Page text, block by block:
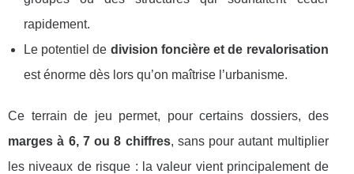
rapidement.
Le potentiel de division foncière et de revalorisation
est énorme dès lors qu’on maîtrise l’urbanisme.
Ce terrain de jeu permet, pour certains dossiers, des
marges à 6, 7 ou 8 chiffres, sans pour autant multiplier
les niveaux de risque : la valeur vient principalement de